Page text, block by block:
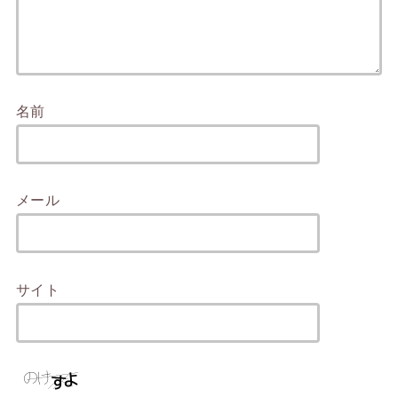
名前
メール
サイト